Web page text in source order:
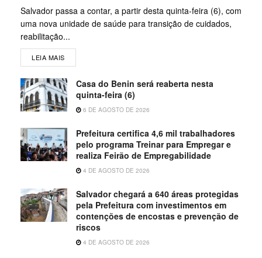
Salvador passa a contar, a partir desta quinta-feira (6), com
uma nova unidade de saúde para transição de cuidados,
reabilitação...
LEIA MAIS
Casa do Benin será reaberta nesta
quinta-feira (6)
6 DE AGOSTO DE 2026
Prefeitura certifica 4,6 mil trabalhadores
pelo programa Treinar para Empregar e
realiza Feirão de Empregabilidade
4 DE AGOSTO DE 2026
Salvador chegará a 640 áreas protegidas
pela Prefeitura com investimentos em
contenções de encostas e prevenção de
riscos
4 DE AGOSTO DE 2026